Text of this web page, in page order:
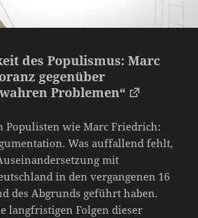
des Populismus: Marc
gegenüber
Problemen“
Populisten wie Marc Friedrich:
Was auffallend fehlt,
mit
in den vergangenen 16
des Abgrunds geführt haben.
langfristigen Folgen dieser